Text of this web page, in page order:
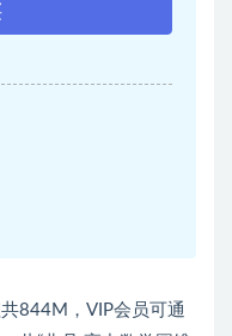
844M，VIP会员可通